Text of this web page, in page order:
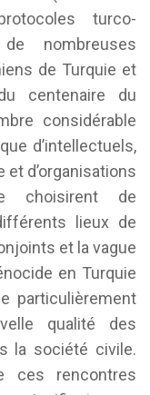
turco-
nombreuses
de Turquie et
centenaire du
considérable
d’intellectuels,
et d’organisations
choisirent de
lieux de
et la vague
en Turquie
particulièrement
qualité des
la société civile.
ces rencontres